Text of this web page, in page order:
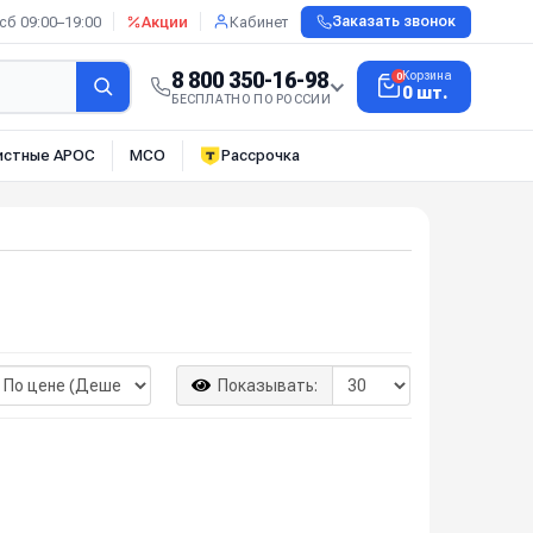
09:00–19:00 Акции Кабинет Заказать звонок
8 800 350-16-98
БЕСПЛАТНО ПО РОССИИ
0Корзина
0 шт.
АРОС МСО Рассрочка
Показывать: